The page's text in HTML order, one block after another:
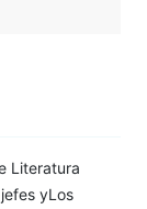
Literatura
yLos